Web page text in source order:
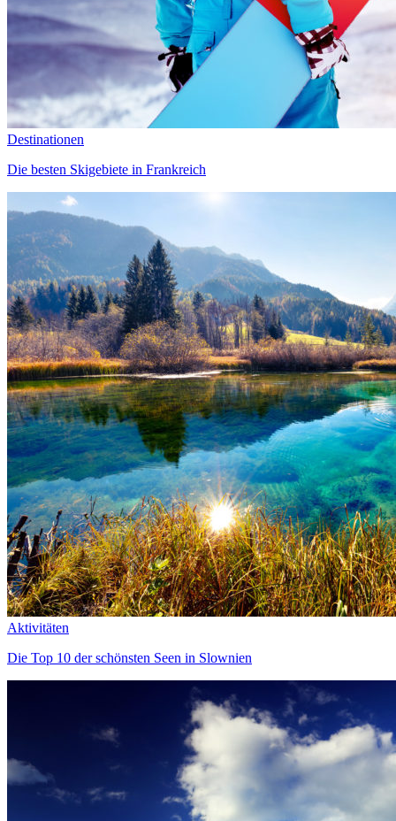
Destinationen
Die besten Skigebiete in Frankreich
Aktivitäten
Die Top 10 der schönsten Seen in Slownien